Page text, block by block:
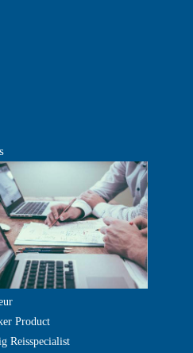
Product
Reisspecialist